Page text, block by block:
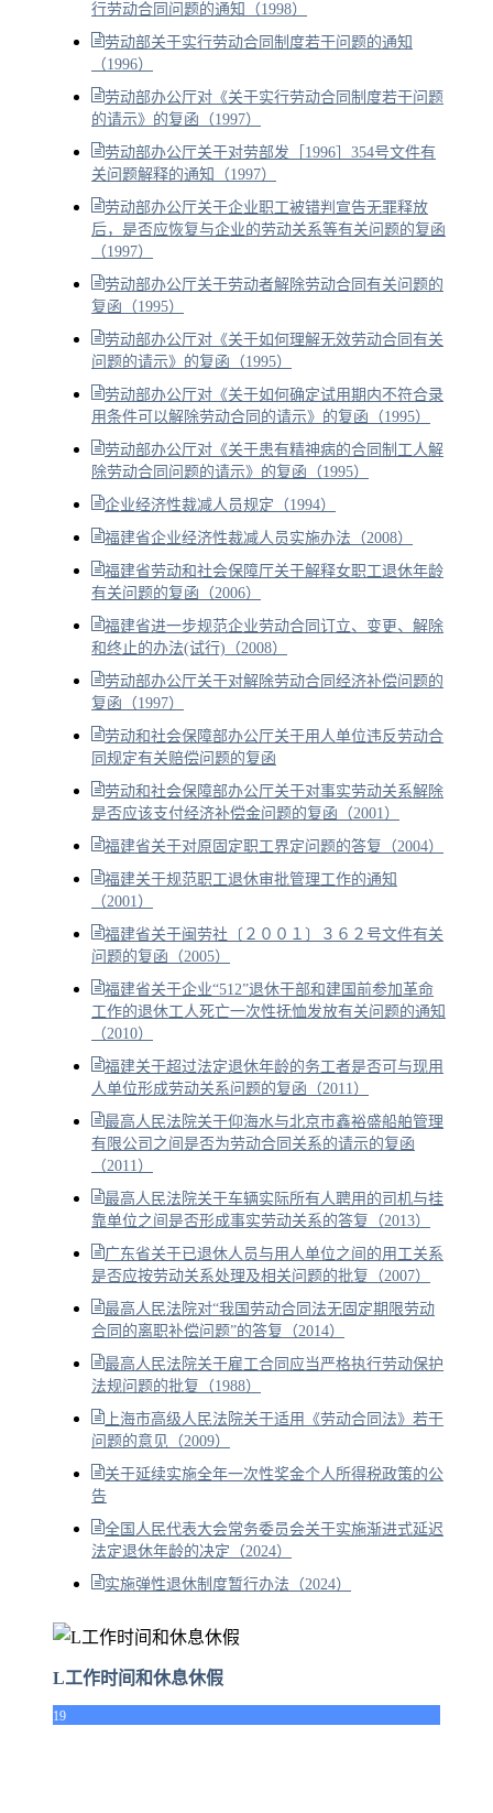
行劳动合同问题的通知（1998）
劳动部关于实行劳动合同制度若干问题的通知
（1996）
劳动部办公厅对《关于实行劳动合同制度若干问题
的请示》的复函（1997）
劳动部办公厅关于对劳部发［1996］354号文件有
关问题解释的通知（1997）
劳动部办公厅关于企业职工被错判宣告无罪释放
后，是否应恢复与企业的劳动关系等有关问题的复函
（1997）
劳动部办公厅关于劳动者解除劳动合同有关问题的
复函（1995）
劳动部办公厅对《关于如何理解无效劳动合同有关
问题的请示》的复函（1995）
劳动部办公厅对《关于如何确定试用期内不符合录
用条件可以解除劳动合同的请示》的复函（1995）
劳动部办公厅对《关于患有精神病的合同制工人解
除劳动合同问题的请示》的复函（1995）
企业经济性裁减人员规定（1994）
福建省企业经济性裁减人员实施办法（2008）
福建省劳动和社会保障厅关于解释女职工退休年龄
有关问题的复函（2006）
福建省进一步规范企业劳动合同订立、变更、解除
和终止的办法(试行)（2008）
劳动部办公厅关于对解除劳动合同经济补偿问题的
复函（1997）
劳动和社会保障部办公厅关于用人单位违反劳动合
同规定有关赔偿问题的复函
劳动和社会保障部办公厅关于对事实劳动关系解除
是否应该支付经济补偿金问题的复函（2001）
福建省关于对原固定职工界定问题的答复（2004）
福建关于规范职工退休审批管理工作的通知
（2001）
福建省关于闽劳社〔２００１〕３６２号文件有关
问题的复函（2005）
福建省关于企业“512”退休干部和建国前参加革命
工作的退休工人死亡一次性抚恤发放有关问题的通知
（2010）
福建关于超过法定退休年龄的务工者是否可与现用
人单位形成劳动关系问题的复函（2011）
最高人民法院关于仰海水与北京市鑫裕盛船舶管理
有限公司之间是否为劳动合同关系的请示的复函
（2011）
最高人民法院关于车辆实际所有人聘用的司机与挂
靠单位之间是否形成事实劳动关系的答复（2013）
广东省关于已退休人员与用人单位之间的用工关系
是否应按劳动关系处理及相关问题的批复（2007）
最高人民法院对“我国劳动合同法无固定期限劳动
合同的离职补偿问题”的答复（2014）
最高人民法院关于雇工合同应当严格执行劳动保护
法规问题的批复（1988）
上海市高级人民法院关于适用《劳动合同法》若干
问题的意见（2009）
关于延续实施全年一次性奖金个人所得税政策的公
告
全国人民代表大会常务委员会关于实施渐进式延迟
法定退休年龄的决定（2024）
实施弹性退休制度暂行办法（2024）
L工作时间和休息休假
19